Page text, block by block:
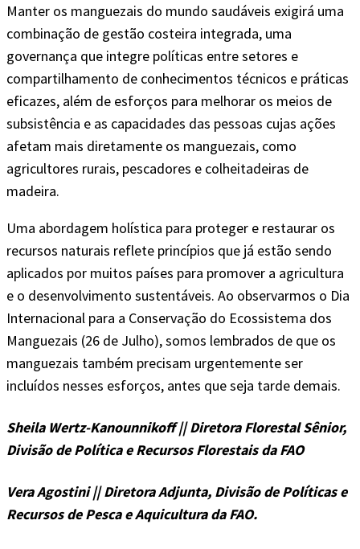
Manter os manguezais do mundo saudáveis exigirá uma
combinação de gestão costeira integrada, uma
governança que integre políticas entre setores e
compartilhamento de conhecimentos técnicos e práticas
eficazes, além de esforços para melhorar os meios de
subsistência e as capacidades das pessoas cujas ações
afetam mais diretamente os manguezais, como
agricultores rurais, pescadores e colheitadeiras de
madeira.
Uma abordagem holística para proteger e restaurar os
recursos naturais reflete princípios que já estão sendo
aplicados por muitos países para promover a agricultura
e o desenvolvimento sustentáveis. Ao observarmos o Dia
Internacional para a Conservação do Ecossistema dos
Manguezais (26 de Julho), somos lembrados de que os
manguezais também precisam urgentemente ser
incluídos nesses esforços, antes que seja tarde demais.
Sheila Wertz-Kanounnikoff|| Diretora Florestal Sênior,
Divisão de Política e Recursos Florestais da FAO
Vera Agostini|| Diretora Adjunta, Divisão de Políticas e
Recursos de Pesca e Aquicultura da FAO.